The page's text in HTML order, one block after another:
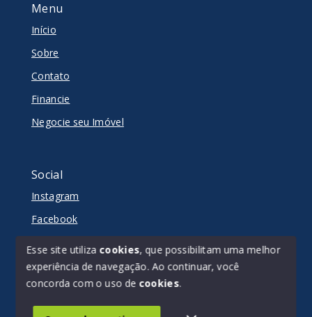
Menu
Início
Sobre
Contato
Financie
Negocie seu Imóvel
Social
Instagram
Facebook
Esse site utiliza cookies, que possibilitam uma melhor
experiência de navegação. Ao continuar, você
concorda com o uso de cookies.